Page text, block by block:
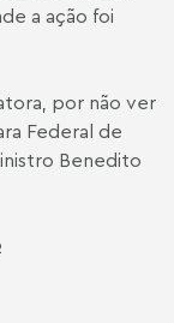
a ação foi
por não ver
Federal de
Benedito